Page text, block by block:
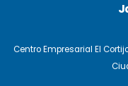
Centro Empresarial El